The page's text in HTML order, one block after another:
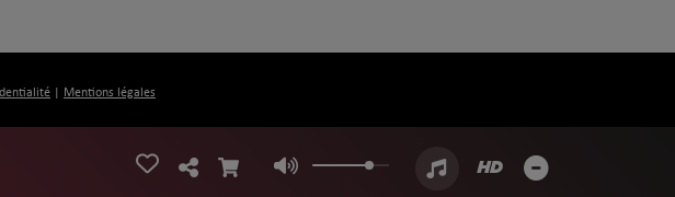
Mentions légales